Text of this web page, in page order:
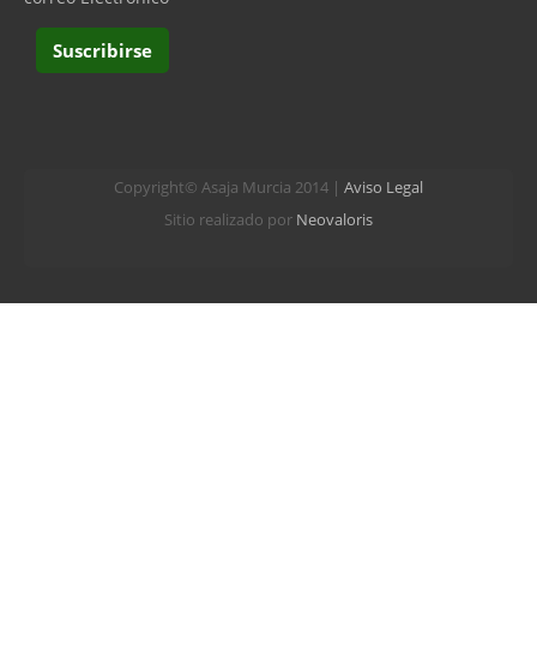
Copyright© Asaja Murcia 2014 | Aviso Legal
Sitio realizado por Neovaloris